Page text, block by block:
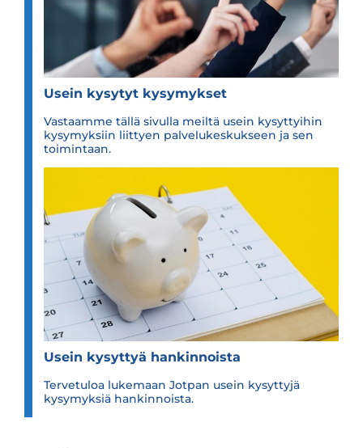
Usein kysy­tyt kysy­myk­set
Vastaamme tällä sivulla meiltä usein kysyttyihin
kysymyksiin liittyen palvelukeskukseen ja sen
toimintaan.
Usein kysyt­tyä han­kin­noista
Tervetuloa lukemaan Jotpan usein kysyttyjä
kysymyksiä hankinnoista.